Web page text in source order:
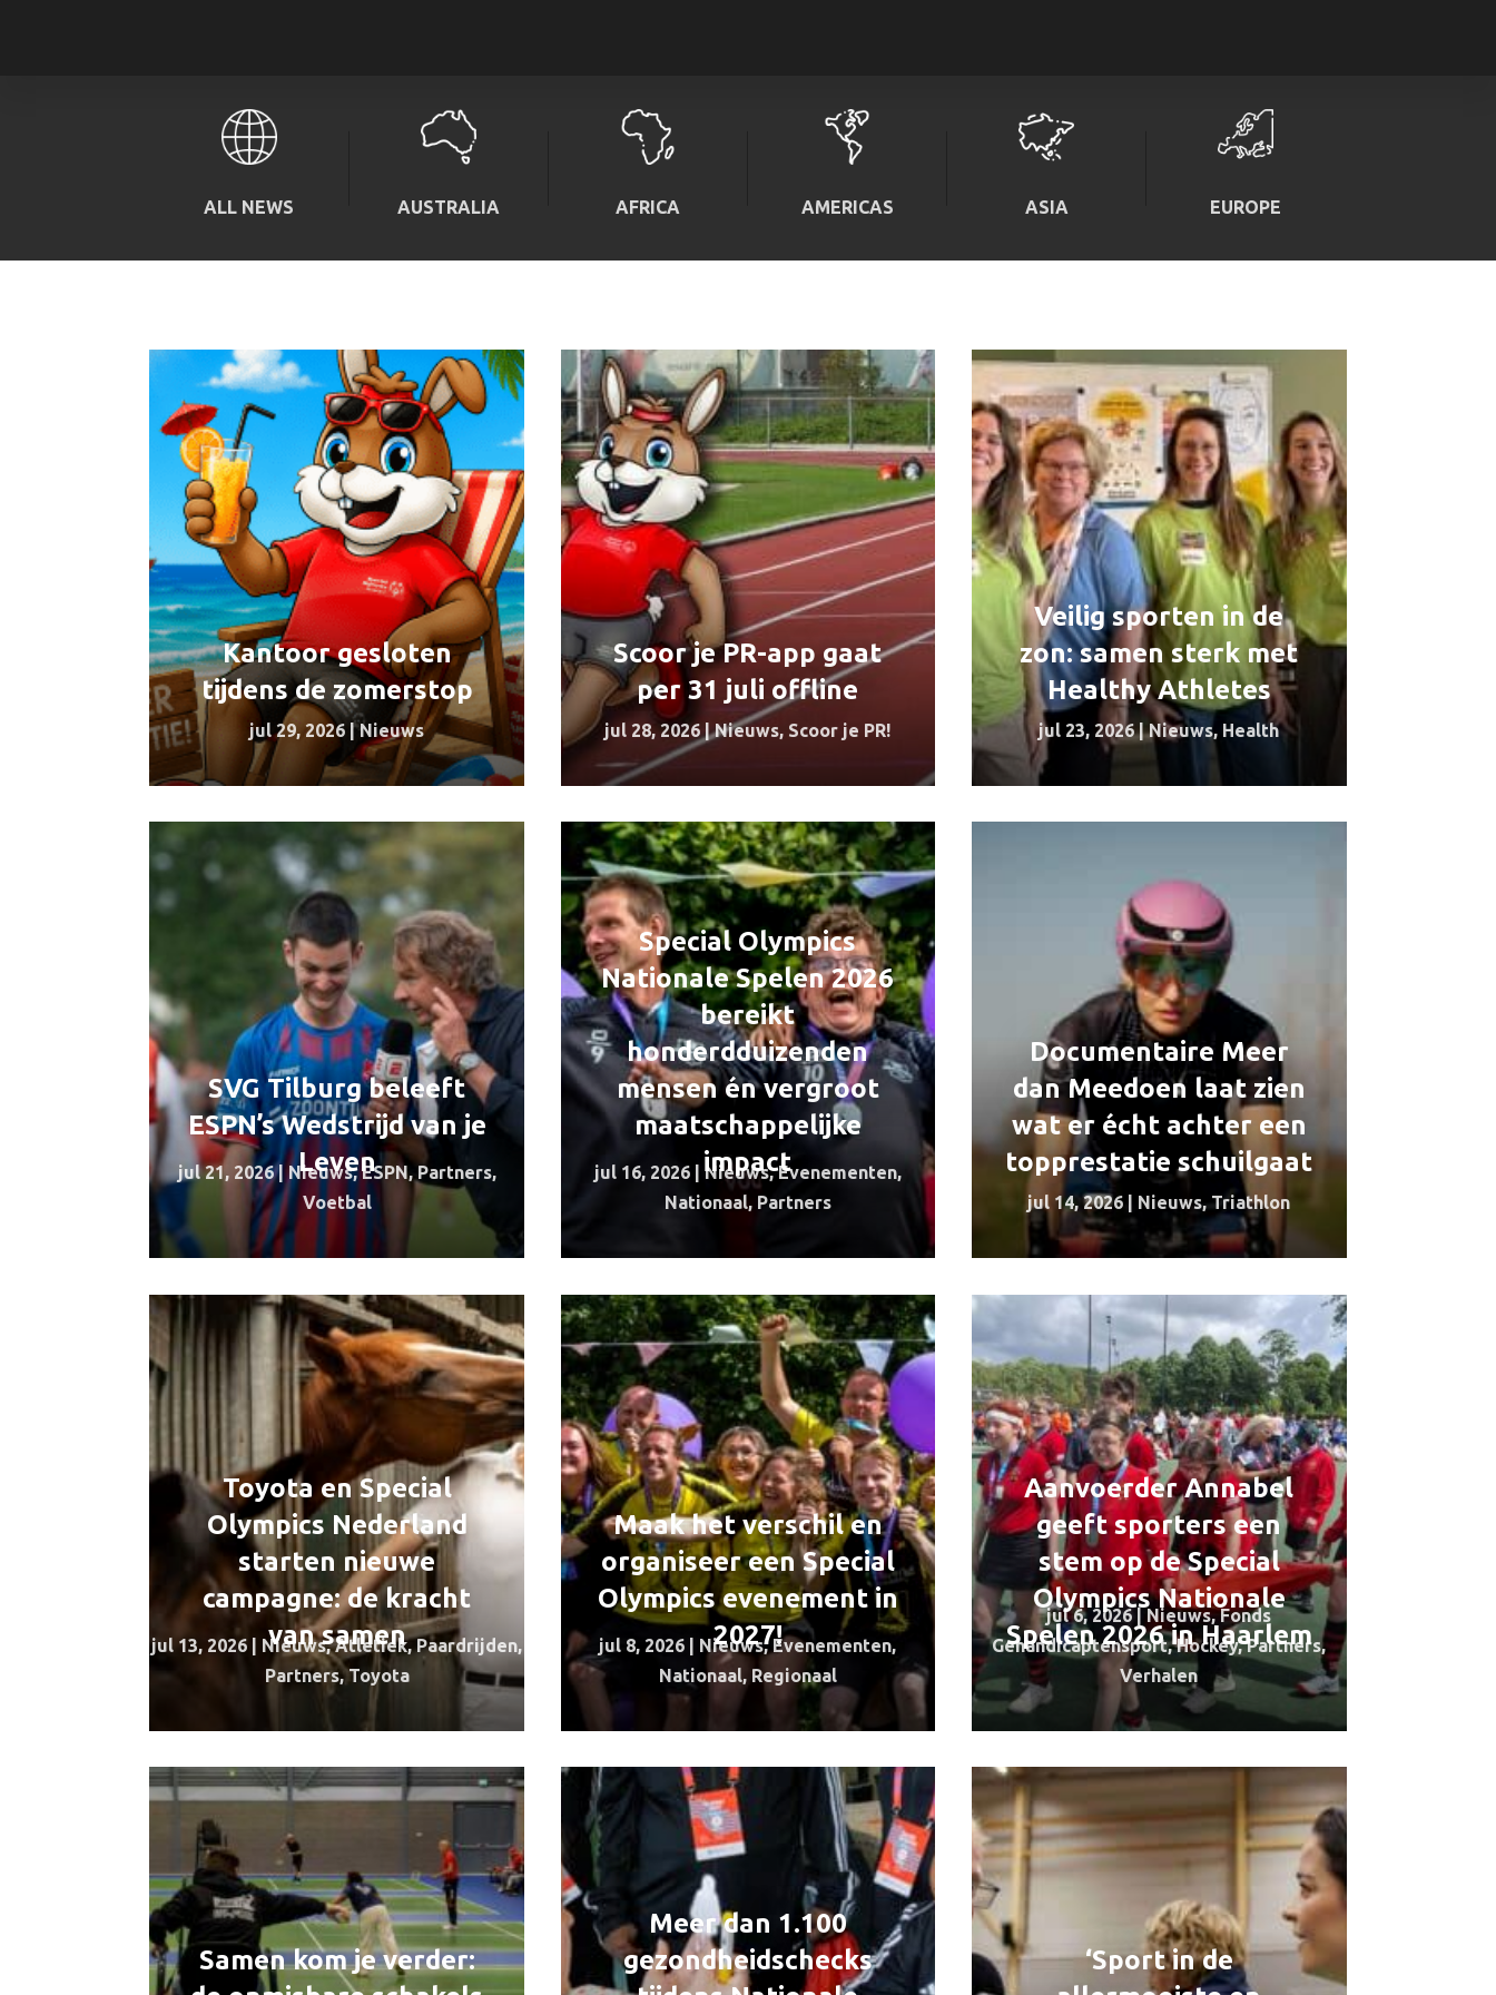
ALL NEWS AUSTRALIA AFRICA AMERICAS ASIA EUROPE
Kantoor gesloten
tijdens de zomerstop
jul 29, 2026 |Nieuws
SVG Tilburg beleeft
ESPN’s Wedstrijd van je
Leven
jul 21, 2026|Nieuws,ESPN, Partners,
Voetbal
Toyota en Special
Olympics Nederland
starten nieuwe
campagne: de kracht
van samen
jul 13, 2026 Nieuws,Atletiek,Paardrijden,
Partners,Toyota
Samen kom je verder:
Scoor je PR-app gaat
per 31 juli offline
jul 28, 2026 |Nieuws, Scoor je PR!
Special Olympics
Nationale Spelen 2026
bereikt
honderdduizenden
mensen én vergroot
maatschappelijke
impact
jul 16, 2026| Nieuws,Evenementen,
Nationaal, Partners
Maak het verschil en
organiseer een Special
Olympics evenement in
2027!
jul 8, 2026 Nieuws,Evenementen,
Nationaal, Regionaal
Meer dan 1.100
gezondheidschecks
Veilig sporten in de
zon: samen sterk met
Healthy Athletes
jul 23, 2026|Nieuws, Health
Documentaire Meer
dan Meedoen laat zien
wat er écht achter een
topprestatie schuilgaat
jul 14, 2026 Nieuws, Triathlon
Aanvoerder Annabel
geeft sporters een
stem op de Special
Olympics Nationale
Spelen 2026 in Haarlem
jul 6, 2026 Nieuws,Fonds
Gehandicaptensport,Hockey,Partners,
Verhalen
‘Sport in de